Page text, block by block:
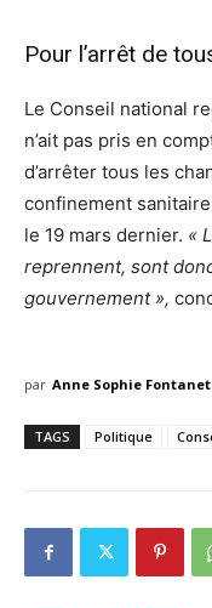
Pour l’arrêt de
Le Conseil national
n’ait pas pris en
d’arrêter tous les
confinement
le 19 mars dernier. «
reprennent, sont
gouvernement »,
par Anne Sophie Fontanet
TAGS Politique